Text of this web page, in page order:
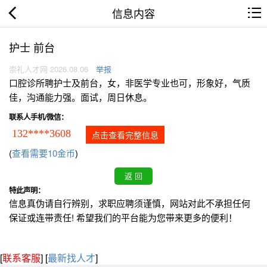
信息内容
护士 前台
崇礼人才网 2026.08.06 举报
口腔诊所聘护士及前台，女，非医学专业也可，形象好，气质
佳，沟通能力强。面试，周日休息。
联系人手机/微信：
132****3608 点击查看完整信息
(查看需要10金币)
特此声明：
信息真伪请自行辨别，求职应聘须谨慎，网站对此不承担任何
保证或连带责任! 希望我们的平台能为您带来更多的便利！
[联系客服] [最新找人才]